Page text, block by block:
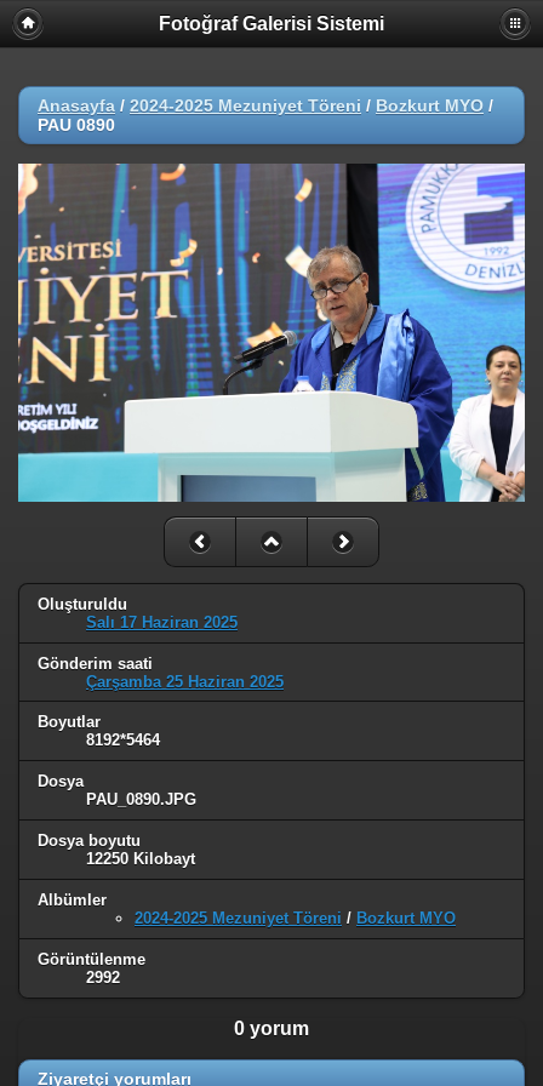
Fotoğraf Galerisi Sistemi
Anasayfa / 2024-2025 Mezuniyet Töreni / Bozkurt MYO /
PAU 0890
Oluşturuldu
Salı 17 Haziran 2025
Gönderim saati
Çarşamba 25 Haziran 2025
Boyutlar
8192*5464
Dosya
PAU_0890.JPG
Dosya boyutu
12250 Kilobayt
Albümler
2024-2025 Mezuniyet Töreni / Bozkurt MYO
Görüntülenme
2992
0 yorum
Ziyaretçi yorumları